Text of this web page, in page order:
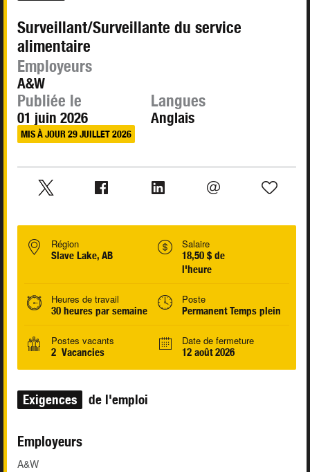
Surveillant/Surveillante du service
alimentaire
Employeurs
A&W
Publiée le
01 juin 2026
MIS À JOUR 29 JUILLET 2026
Langues
Anglais
Région
Slave Lake, AB
Salaire
18,50 $ de
l'heure
Heures de travail
30 heures par semaine
Poste
Permanent Temps plein
Postes vacants
2 Vacancies
Date de fermeture
12 août 2026
Exigences de l'emploi
Employeurs
A&W